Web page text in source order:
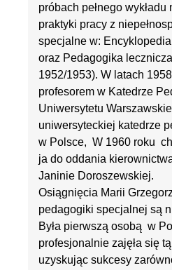
próbach pełnego wykładu
praktyki pracy z
specjalne w:
oraz Pedagogika
1952/1953). W latach
profesorem w Katedrze
Uniwersytetu
uniwersyteckiej katedrze
w Polsce, W 1960 roku
ja do oddania
Janinie Doroszewskiej.
Osiągnięcia Marii
pedagogiki specjalnej są
Była pierwszą osobą w
profesjonalnie zajęła się
uzyskując sukcesy